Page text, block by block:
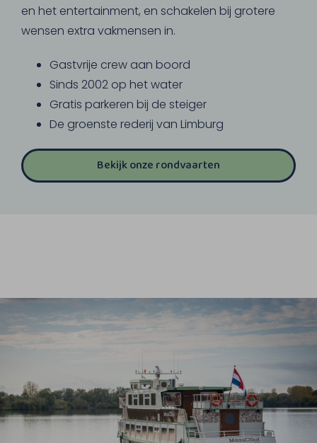
en het entertainment, en schakelen bij grotere
wensen extra vakmensen in.
Gastvrije crew aan boord
Sinds 2002 op het water
Gratis parkeren bij de steiger
De groenste rederij van Limburg
Bekijk onze rondvaarten